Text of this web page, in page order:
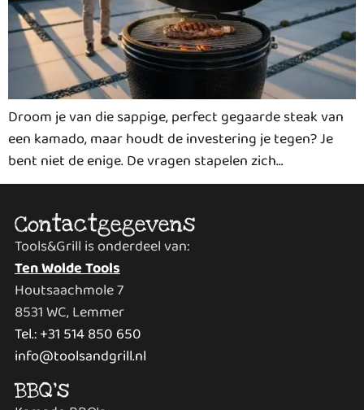
Droom je van die sappige, perfect gegaarde steak van
een kamado, maar houdt de investering je tegen? Je
bent niet de enige. De vragen stapelen zich…
Contactgegevens
Tools&Grill is onderdeel van:
Ten Wolde Tools
Houtsaachmole 7
8531 WC, Lemmer
Tel.: +31 514 850 650
info@toolsandgrill.nl
BBQ's